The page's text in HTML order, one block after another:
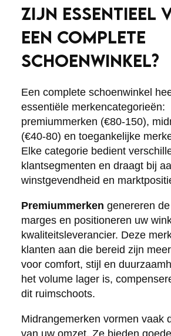
ZIJN ESSENTIEEL
EEN COMPLETE
SCHOENWINKEL?
Een complete schoenwinkel
essentiële merkencategorieën:
premiummerken (€80-150),
(€40-80) en toegankelijke
Elke categorie bedient
klantsegmenten en draagt bij
winstgevendheid en
Premiummerken genereren
marges en positioneren uw
kwaliteitsleverancier. Deze
klanten aan die bereid zijn
voor comfort, stijl en
het volume lager is,
dit ruimschoots.
Midrangemerken vormen vaak